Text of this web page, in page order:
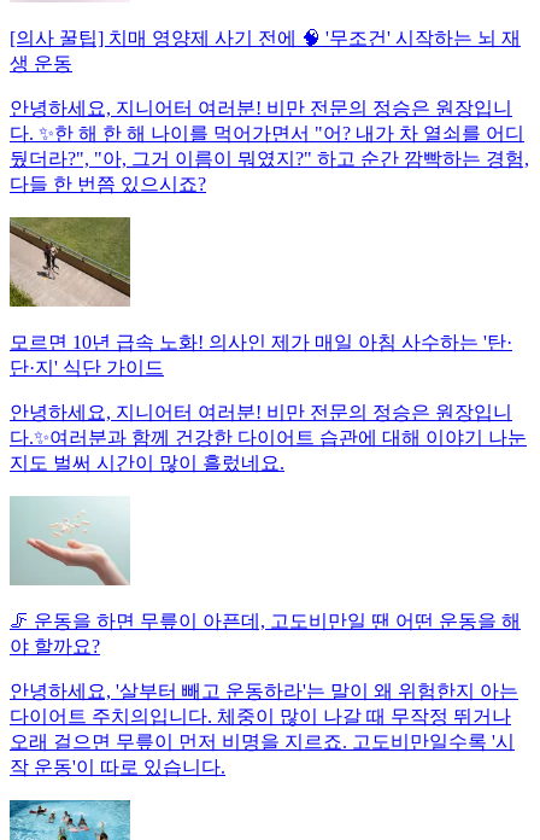
[의사 꿀팁] 치매 영양제 사기 전에 🧠 '무조건' 시작하는 뇌 재
생 운동
안녕하세요, 지니어터 여러분! 비만 전문의 정승은 원장입니
다. ✨한 해 한 해 나이를 먹어가면서 "어? 내가 차 열쇠를 어디
뒀더라?", "아, 그거 이름이 뭐였지?" 하고 순간 깜빡하는 경험,
다들 한 번쯤 있으시죠?
모르면 10년 급속 노화! 의사인 제가 매일 아침 사수하는 '탄·
단·지' 식단 가이드
안녕하세요, 지니어터 여러분! 비만 전문의 정승은 원장입니
다.✨여러분과 함께 건강한 다이어트 습관에 대해 이야기 나눈
지도 벌써 시간이 많이 흘렀네요.
🦵 운동을 하면 무릎이 아픈데, 고도비만일 땐 어떤 운동을 해
야 할까요?
안녕하세요, '살부터 빼고 운동하라'는 말이 왜 위험한지 아는
다이어트 주치의입니다. 체중이 많이 나갈 때 무작정 뛰거나
오래 걸으면 무릎이 먼저 비명을 지르죠. 고도비만일수록 '시
작 운동'이 따로 있습니다.